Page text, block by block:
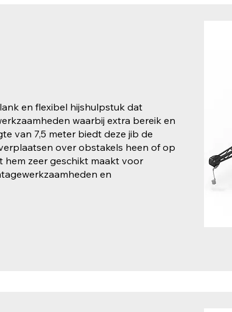
en flexibel hijshulpstuk dat
waarbij extra bereik en
van 7,5 meter biedt deze jib de
over obstakels heen of op
hem zeer geschikt maakt voor
en